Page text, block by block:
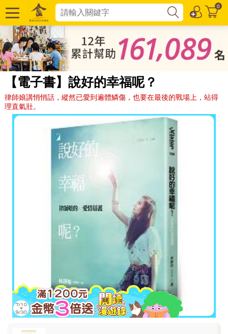
0
【電子書】說好的幸福呢？
律師娘講悄悄話，縱然已愛到遍體鱗傷，也要在最後的戰場上，站得
理直氣壯。